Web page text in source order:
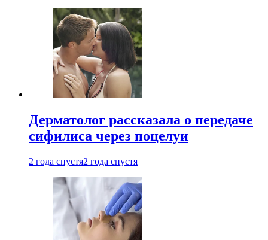
Дерматолог рассказала о передаче
сифилиса через поцелуи
2 года спустя2 года спустя